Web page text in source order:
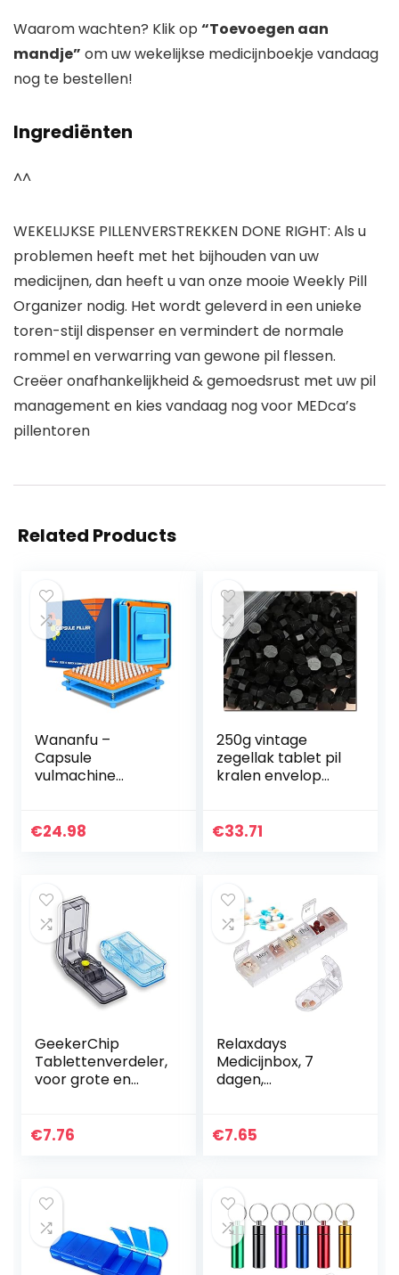
Waarom wachten? Klik op “Toevoegen aan
mandje” om uw wekelijkse medicijnboekje vandaag
nog te bestellen!
Ingrediënten
^^
WEKELIJKSE PILLENVERSTREKKEN DONE RIGHT: Als u
problemen heeft met het bijhouden van uw
medicijnen, dan heeft u van onze mooie Weekly Pill
Organizer nodig. Het wordt geleverd in een unieke
toren-stijl dispenser en vermindert de normale
rommel en verwarring van gewone pil flessen.
Creëer onafhankelijkheid & gemoedsrust met uw pil
management en kies vandaag nog voor MEDca’s
pillentoren
Related Products
Wananfu –
Capsule
vulmachine
instructies, 100
€24.98
250g vintage
zegellak tablet pil
kralen envelop
bruiloft lakzegel
€33.71
GeekerChip
Tablettenverdeler,
voor grote en
met opbergvak,
€7.76
Relaxdays
Medicijnbox, 7
dagen,
wekelijkse
€7.65